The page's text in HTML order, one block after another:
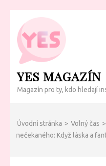
Přeskočit
obsah
(Enter)
YES MAGAZÍN
Magazín pro ty, kdo hledají
Úvodní stránka > Volný čas >
nečekaného: Když láska a